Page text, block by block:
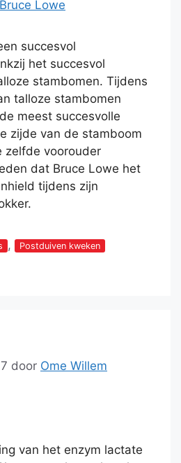
succesvol
het succesvol
stambomen. Tijdens
talloze stambomen
meest succesvolle
zijde van de stamboom
zelfde voorouder
dat Bruce Lowe het
tijdens zijn
, Postduiven kweken
door Ome Willem
van het enzym lactate